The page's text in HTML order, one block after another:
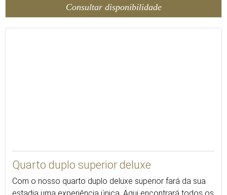
Consultar disponibilidade
Quarto duplo superior deluxe
Com o nosso quarto duplo deluxe superior fará da sua